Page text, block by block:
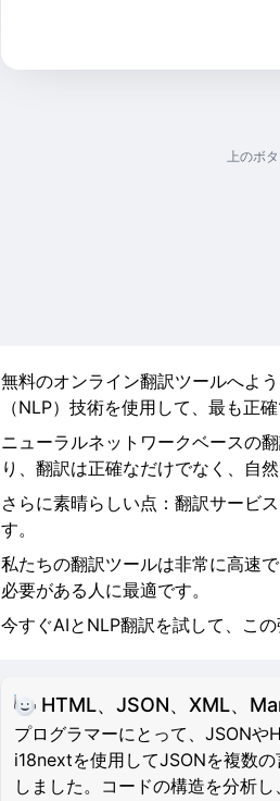
上のボ
無料のオンライン翻訳ツールへよ
（NLP）技術を使用して、最も正
ニューラルネットワークベースの
り、翻訳は正確なだけでなく、自
さらに素晴らしい点：翻訳サービ
す。
私たちの翻訳ツールは非常に高速
必要がある人に最適です。
今すぐAIとNLP翻訳を試して、こ
HTML、JSON、XML、
プログラマーにとって、JSONや
i18nextを使用してJSONを複数
しました。コードの構造を分析